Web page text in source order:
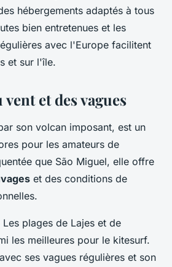
hébergements adaptés à tous
bien entretenues et les
avec l'Europe facilitent
et sur l'île.
et des vagues
son volcan imposant, est un
pour les amateurs de
que São Miguel, elle offre
et des conditions de
Les plages de Lajes et de
les meilleures pour le kitesurf.
ses vagues régulières et son